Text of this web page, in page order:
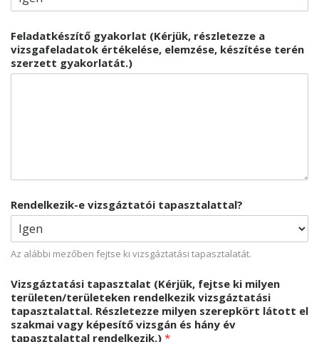
Feladatkészítő gyakorlat (Kérjük, részletezze a
vizsgafeladatok értékelése, elemzése, készítése terén
szerzett gyakorlatát.)
Rendelkezik-e vizsgáztatói tapasztalattal?
Az alábbi mezőben fejtse ki vizsgáztatási tapasztalatát.
Vizsgáztatási tapasztalat (Kérjük, fejtse ki milyen
területen/területeken rendelkezik vizsgáztatási
tapasztalattal. Részletezze milyen szerepkört látott el
szakmai vagy képesítő vizsgán és hány év
tapasztalattal rendelkezik.) *